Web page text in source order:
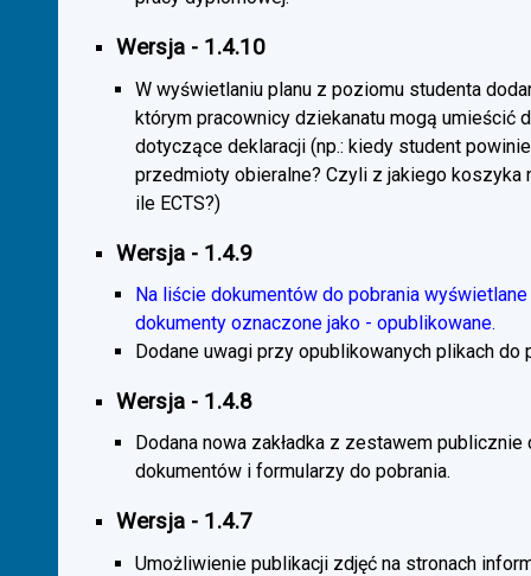
Wersja - 1.4.10
W wyświetlaniu planu z poziomu studenta
którym pracownicy dziekanatu mogą umieścić
dotyczące deklaracji (np.: kiedy student
przedmioty obieralne? Czyli z jakiego koszyka
ile ECTS?)
Wersja - 1.4.9
Na liście dokumentów do pobrania
dokumenty oznaczone jako - opublikowane.
Dodane uwagi przy opublikowanych plikach do
Wersja - 1.4.8
Dodana nowa zakładka z zestawem publicznie
dokumentów i formularzy do pobrania.
Wersja - 1.4.7
Umożliwienie publikacji zdjęć na stronach